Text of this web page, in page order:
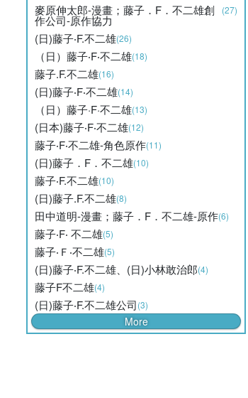
麥原伸太郎-漫畫；藤子．F．不二雄創
作公司-原作協力
(27)
(日)藤子‧F.不二雄(26)
（日）藤子‧F‧不二雄(18)
藤子.F.不二雄(16)
(日)藤子‧F‧不二雄(14)
（日）藤子·F·不二雄(13)
(日本)藤子‧F‧不二雄(12)
藤子‧F‧不二雄-角色原作(11)
(日)藤子．F．不二雄(10)
藤子‧F.不二雄(10)
(日)藤子.F.不二雄(8)
田中道明-漫畫；藤子．F．不二雄-原作(6)
藤子‧F‧ 不二雄(5)
藤子‧Ｆ‧不二雄(5)
(日)藤子‧F.不二雄、(日)小林敢治郎(4)
藤子F不二雄(4)
(日)藤子‧F.不二雄公司(3)
More